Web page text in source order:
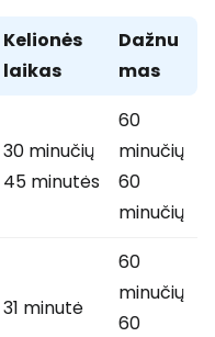
Kelionės
laikas
Dažnu
mas
30 minučių
45 minutės
60
minučių
60
minučių
31 minutė
60
minučių
60